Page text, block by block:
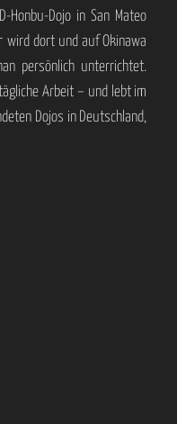
Honbu-Dojo in San Mateo
wird dort und auf Okinawa
persönlich unterrichtet.
Arbeit – und lebt im
Dojos in Deutschland,